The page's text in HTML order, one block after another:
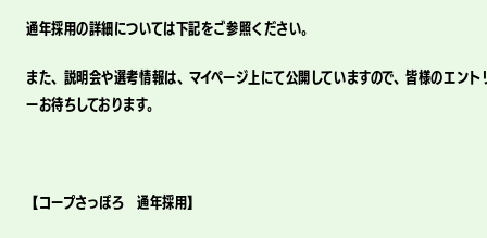
通年採用の詳細については下記をご参照ください。
また、説明会や選考情報は、マイページ上にて公開していますので、皆様のエント
ーお待ちしております。
【コープさっぽろ 通年採用】